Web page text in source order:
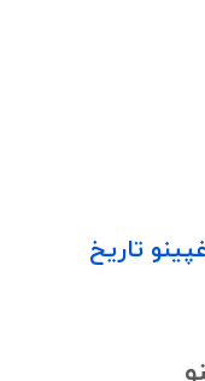
تاریخ